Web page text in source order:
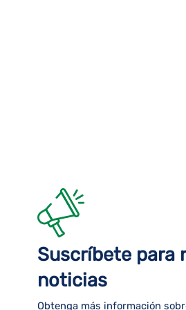
Suscríbete para
noticias
Obtenga más información